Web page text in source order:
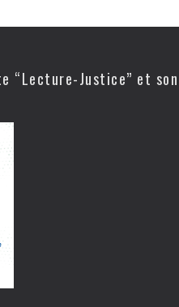
“Lecture-Justice” et son